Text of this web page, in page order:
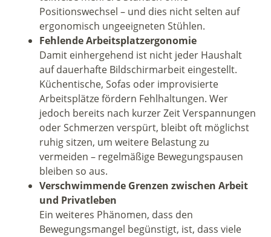
Positionswechsel – und dies nicht selten auf
ergonomisch ungeeigneten Stühlen.
Fehlende Arbeitsplatzergonomie
Damit einhergehend ist nicht jeder Haushalt
auf dauerhafte Bildschirmarbeit eingestellt.
Küchentische, Sofas oder improvisierte
Arbeitsplätze fördern Fehlhaltungen. Wer
jedoch bereits nach kurzer Zeit Verspannungen
oder Schmerzen verspürt, bleibt oft möglichst
ruhig sitzen, um weitere Belastung zu
vermeiden – regelmäßige Bewegungspausen
bleiben so aus.
Verschwimmende Grenzen zwischen Arbeit
und Privatleben
Ein weiteres Phänomen, dass den
Bewegungsmangel begünstigt, ist, dass viele